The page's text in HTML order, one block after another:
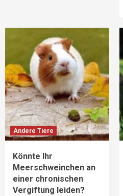
Andere Tiere
Könnte Ihr
Meerschweinchen an
einer chronischen
Vergiftung leiden?